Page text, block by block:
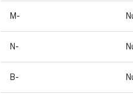
M-
N-
B-